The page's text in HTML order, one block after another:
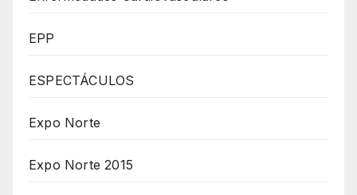
EPP
ESPECTÁCULOS
Expo Norte
Expo Norte 2015